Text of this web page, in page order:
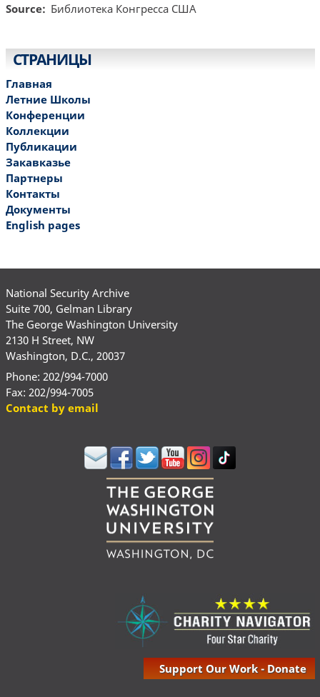
Source
Библиотекa Конгресса США
СТРАНИЦЫ
Главная
Летние Школы
Конференции
Коллекции
Публикации
Закавказье
Партнеры
Контакты
Документы
English pages
National Security Archive
Suite 700, Gelman Library
The George Washington University
2130 H Street, NW
Washington, D.C., 20037
Phone: 202/994-7000
Fax: 202/994-7005
Contact by email
Support Our Work - Donate